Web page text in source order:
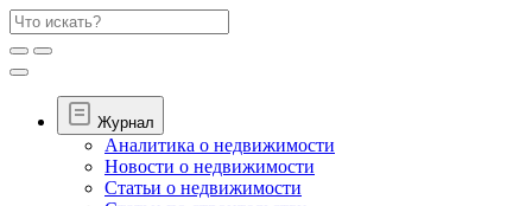
Журнал
Аналитика о недвижимости
Новости о недвижимости
Статьи о недвижимости